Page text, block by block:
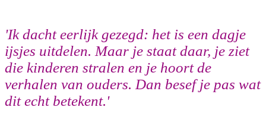
'Ik dacht eerlijk gezegd: het is een dagje
ijsjes uitdelen. Maar je staat daar, je ziet
die kinderen stralen en je hoort de
verhalen van ouders. Dan besef je pas wat
dit echt betekent.'